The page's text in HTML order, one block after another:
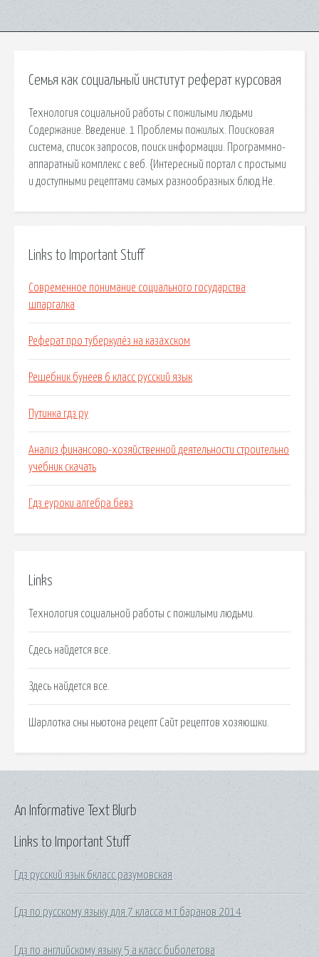
Семья как социальный институт реферат курсовая
Технология социальной работы с пожилыми людьми
Содержание. Введение. 1 Проблемы пожилых. Поисковая
сиcтема, список запросов, поиск информации. Программно-
аппаратный комплекс с веб. {Интересный портал с простыми
и доступными рецептами самых разнообразных блюд.Не.
Links to Important Stuff
Современное понимание социального государства
шпаргалка
Реферат про туберкулёз на казахском
Решебник бунеев 6 класс русский язык
Путинка гдз ру
Анализ финансово-хозяйственной деятельности строительно
учебник скачать
Гдз еуроки алгебра бевз
Links
Технология социальной работы с пожилыми людьми.
Сдесь найдется все.
Здесь найдется все.
Шарлотка сны ньютона рецепт Сайт рецептов хозяюшки.
Links to Important Stuff
Гдз русский язык 6класс разумовская
Гдз по русскому языку для 7 класса м т баранов 2014
Гдз по английскому языку 5 а класс биболетова
An Informative Text Blurb